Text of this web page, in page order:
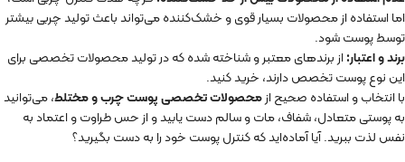
اما استفاده از محصولات بسیار قوی و خشک‌کننده می‌تواند باعث تولید چربی بیشتر
توسط پوست شود.
برند و اعتبار:از برندهای معتبر و شناخته شده که در تولید محصولات تخصصی برای
این نوع پوست تخصص دارند، خرید کنید.
با انتخاب و استفاده صحیح از محصولات تخصصی پوست چرب و مختلط، می‌توانید
به پوستی متعادل، شفاف، مات و سالم دست یابید و از حس طراوت و اعتماد به
نفس لذت ببرید. آیا آماده‌اید که کنترل پوست خود را به دست بگیرید؟